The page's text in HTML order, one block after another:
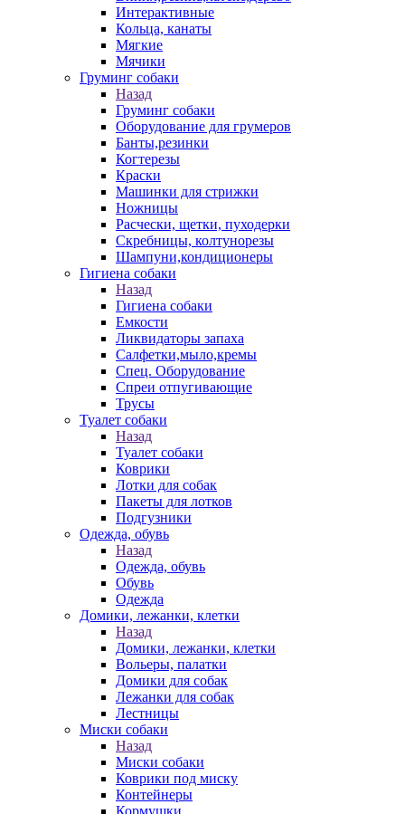
Интерактивные
Кольца, канаты
Мягкие
Мячики
Груминг собаки
Назад
Груминг собаки
Оборудование для грумеров
Банты,резинки
Когтерезы
Краски
Машинки для стрижки
Ножницы
Расчески, щетки, пуходерки
Скребницы, колтунорезы
Шампуни,кондиционеры
Гигиена собаки
Назад
Гигиена собаки
Емкости
Ликвидаторы запаха
Салфетки,мыло,кремы
Спец. Оборудование
Спреи отпугивающие
Трусы
Туалет собаки
Назад
Туалет собаки
Коврики
Лотки для собак
Пакеты для лотков
Подгузники
Одежда, обувь
Назад
Одежда, обувь
Обувь
Одежда
Домики, лежанки, клетки
Назад
Домики, лежанки, клетки
Вольеры, палатки
Домики для собак
Лежанки для собак
Лестницы
Миски собаки
Назад
Миски собаки
Коврики под миску
Контейнеры
Кормушки